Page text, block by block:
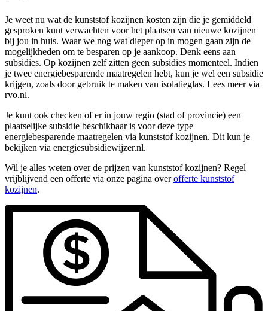
Je weet nu wat de kunststof kozijnen kosten zijn die je gemiddeld
gesproken kunt verwachten voor het plaatsen van nieuwe kozijnen
bij jou in huis. Waar we nog wat dieper op in mogen gaan zijn de
mogelijkheden om te besparen op je aankoop. Denk eens aan
subsidies. Op kozijnen zelf zitten geen subsidies momenteel. Indien
je twee energiebesparende maatregelen hebt, kun je wel een subsidie
krijgen, zoals door gebruik te maken van isolatieglas. Lees meer via
rvo.nl.
Je kunt ook checken of er in jouw regio (stad of provincie) een
plaatselijke subsidie beschikbaar is voor deze type
energiebesparende maatregelen via kunststof kozijnen. Dit kun je
bekijken via energiesubsidiewijzer.nl.
Wil je alles weten over de prijzen van kunststof kozijnen? Regel
vrijblijvend een offerte via onze pagina overofferte kunststof
kozijnen.